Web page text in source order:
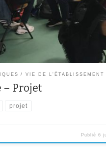
VIE DE L'ÉTABLISSEMENT
– Projet
projet
Publié6